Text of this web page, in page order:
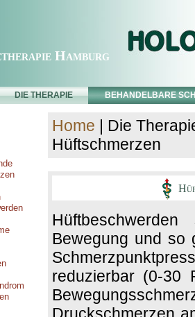
Hamburg
DIE THERAPIE BEHANDELBARE
Home | Die
Hüftschmerzen
Bewegung und so
reduzierbar (0-30